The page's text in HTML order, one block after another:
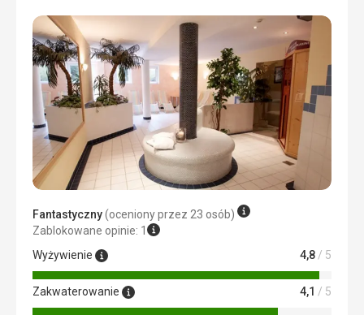
Fantastyczny(oceniony przez 23 osób)
Zablokowane opinie: 1
Wyżywienie
4,8 / 5
Zakwaterowanie 4,1 / 5